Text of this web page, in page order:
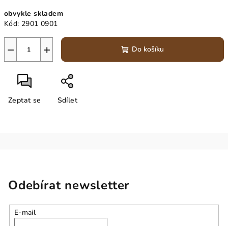
cena:
obvykle skladem
Kód: 2901 0901
+
− Do košíku
Zeptat se Sdílet
Odebírat newsletter
E-mail